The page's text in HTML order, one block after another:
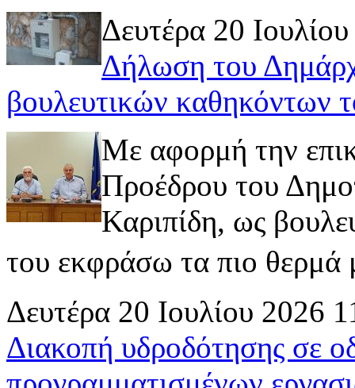
Δευτέρα 20
Δήλωση του
βουλευτικών καθηκόντων
Με αφορμή την
Προέδρου του
Καριπίδη, ως
του εκφράσω τα πιο
Δευτέρα 20 Ιουλίου 2026
Διακοπή υδροδότησης σε